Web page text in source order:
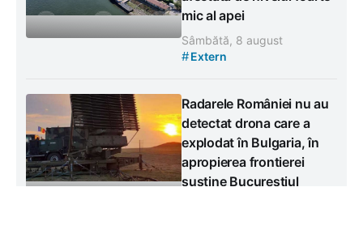
mic al apei
Sâmbătă, 8 august
#Extern
Radarele României nu au
detectat drona care a
explodat în Bulgaria, în
apropierea frontierei
susține Bucureștiul